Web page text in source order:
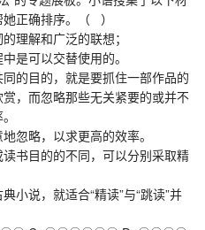
正确排序。（ ）
解和广泛的联想；
可以交替使用的。
目的，就是要抓住一部作品的
，而忽略那些无关紧要的或并不
略，以求更高的效率。
目的的不同，可以分别采取精
说，就适合“精读”与“跳读”并